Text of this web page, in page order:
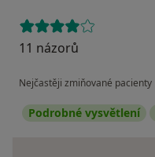
11 názorů
Nejčastěji zmiňované pacienty
Podrobné vysvětlení